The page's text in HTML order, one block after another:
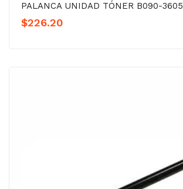
PALANCA UNIDAD TÓNER B090-3605
$226.20